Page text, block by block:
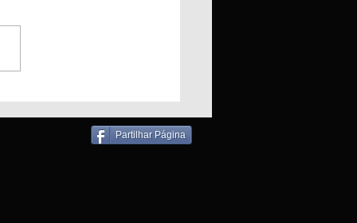
em Padaria
bombeiros para
Partilhar Página